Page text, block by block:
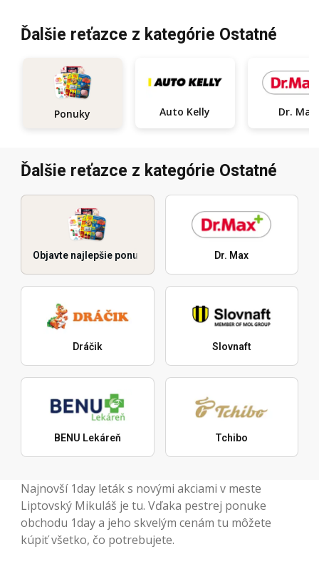
Ďalšie reťazce z kategórie Ostatné
Ponuky Auto Kelly Dr. Max
Ďalšie reťazce z kategórie Ostatné
Objavte najlepšie ponuky Dr. Max
Dráčik Slovnaft
BENU Lekáreň Tchibo
Najnovší 1day leták s novými akciami v meste
Liptovský Mikuláš je tu. Vďaka pestrej ponuke
obchodu 1day a jeho skvelým cenám tu môžete
kúpiť všetko, čo potrebujete.